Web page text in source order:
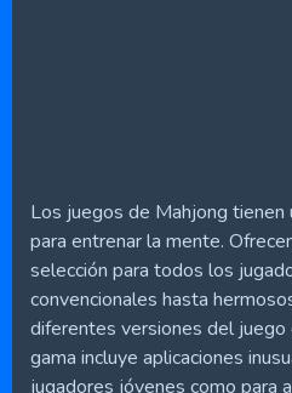
Los juegos de Mahjong
para entrenar la mente.
selección para todos los
convencionales hasta
diferentes versiones del juego
gama incluye aplicaciones
jugadores jóvenes como para